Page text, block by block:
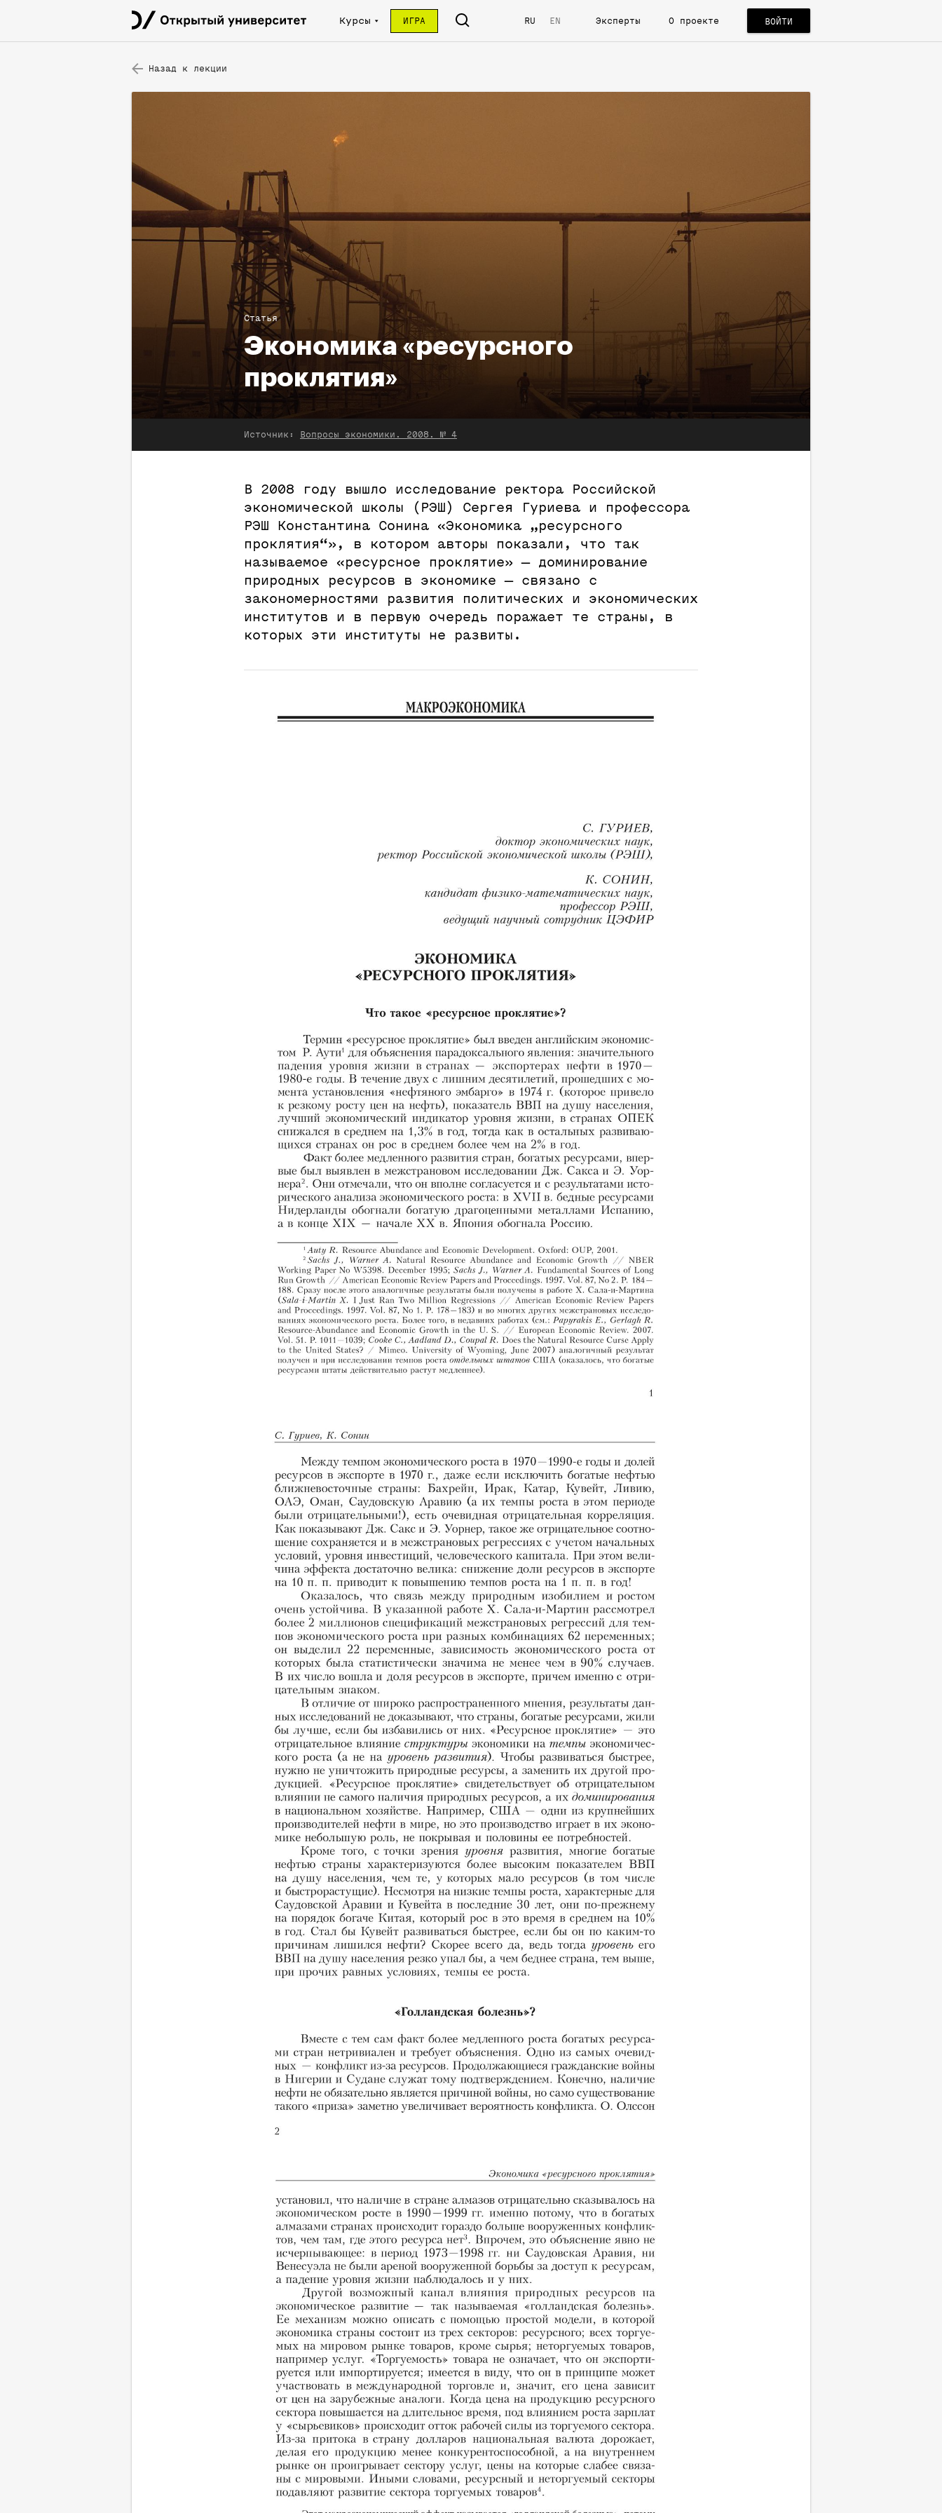
Курсы ИГРА RU EN Эксперты О проекте ВОЙТИ
Назад к лекции
Статья
Экономика «ресурсного
проклятия»
Источник: Вопросы экономики. 2008. № 4
В 2008 году вышло исследование ректора Российской
экономической школы (РЭШ) Сергея Гуриева и профессора
РЭШ Константина Сонина «Экономика „ресурсного
проклятия“», в котором авторы показали, что так
называемое «ресурсное проклятие» — доминирование
природных ресурсов в экономике — связано с
закономерностями развития политических и экономических
институтов и в первую очередь поражает те страны, в
которых эти институты не развиты.